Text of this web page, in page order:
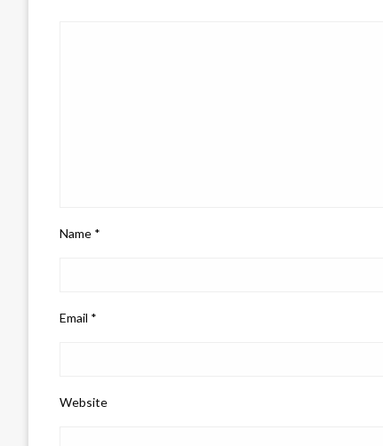
Name *
Email *
Website